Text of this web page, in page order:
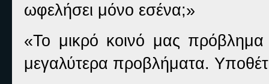
ωφελήσει μόνο εσένα;»
«Το μικρό κοινό μας πρόβλημα
μεγαλύτερα προβλήματα.